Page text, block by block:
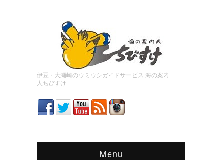
伊豆・大瀬崎のウミウシガイドサービス 海の案内
人ちびすけ
Menu